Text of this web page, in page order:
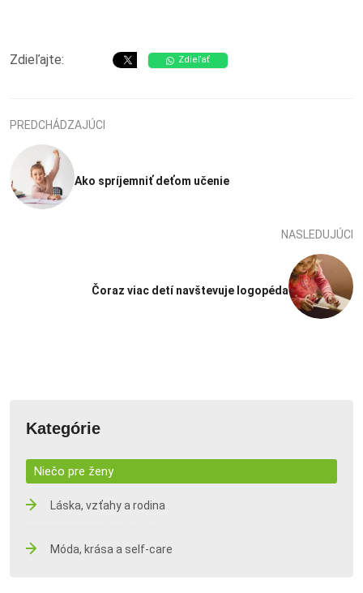
Zdieľajte: Zdieľať
PREDCHÁDZAJÚCI
Ako spríjemniť deťom učenie
NASLEDUJÚCI
Čoraz viac detí navštevuje logopéda
Kategórie
Niečo pre ženy
Láska, vzťahy a rodina
Móda, krása a self-care